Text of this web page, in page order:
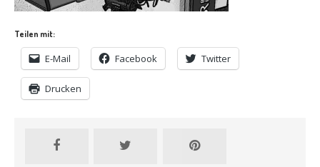
Teilen mit:
E-Mail Facebook Twitter
Drucken